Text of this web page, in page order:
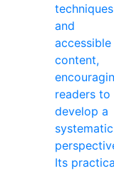
techniques
and
accessible
content,
readers to
develop a
systematic
Its